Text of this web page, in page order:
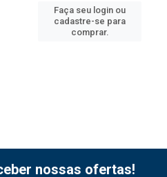
Faça seu login ou
cadastre-se para
comprar.
nossas ofertas!